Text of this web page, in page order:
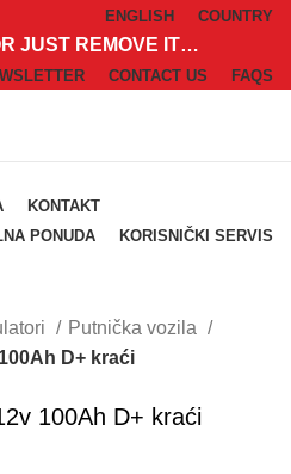
ENGLISH COUNTRY
JUST REMOVE IT…
CONTACT US FAQS
KONTAKT
PONUDA
KORISNIČKI SERVIS
Putnička vozila
D+ kraći
100Ah D+ kraći